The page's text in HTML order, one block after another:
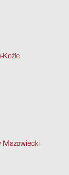
Koźle
Mazowiecki